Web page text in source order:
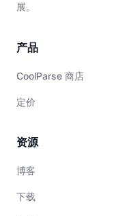
展。
产品
CoolParse 商店
定价
资源
博客
下载